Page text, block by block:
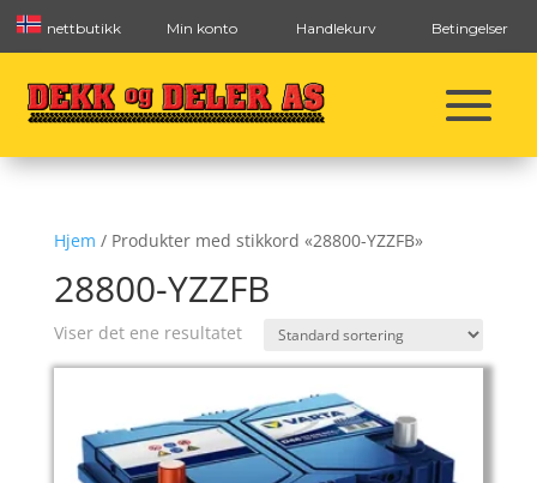
nettbutikk Min konto Handlekurv Betingelser
Hjem / Produkter med stikkord «28800-YZZFB»
28800-YZZFB
Viser det ene resultatet